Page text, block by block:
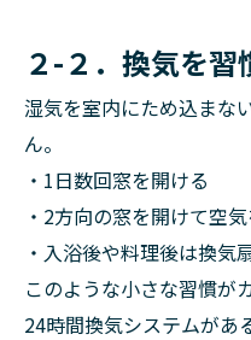
２-２．換気を習
湿気を室内にため込まな
ん。
・1日数回窓を開ける
・2方向の窓を開けて空
・入浴後や料理後は換気
このような小さな習慣が
24時間換気システムがあ